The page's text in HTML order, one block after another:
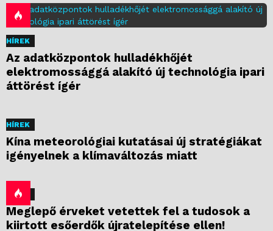
HÍREK
Az adatközpontok hulladékhőjét
elektromossággá alakító új technológia ipari
áttörést ígér
HÍREK
Kína meteorológiai kutatásai új stratégiákat
igényelnek a klímaváltozás miatt
HÍREK
Meglepő érveket vetettek fel a tudosok a
kiirtott esőerdők újratelepítése ellen!